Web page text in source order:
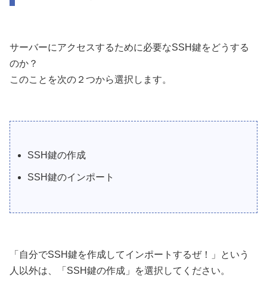
サーバーにアクセスするために必要なSSH鍵をどうする
のか？
このことを次の２つから選択します。
SSH鍵の作成
SSH鍵のインポート
「自分でSSH鍵を作成してインポートするぜ！」という
人以外は、「SSH鍵の作成」を選択してください。